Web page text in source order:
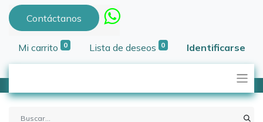
Contáctanos
Mi carrito 0 Lista de deseos 0 Identificarse